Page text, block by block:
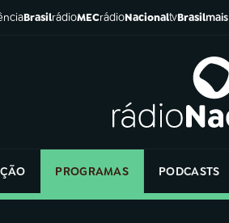
BrasilrádioMECrádioNacionaltvBrasilmais
PROGRAMAS PODCASTS